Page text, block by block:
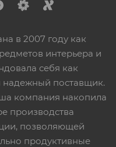
в 2007 году как
интерьера и
себя как
надежный поставщик.
компания накопила
производства
позволяющей
продуктивные